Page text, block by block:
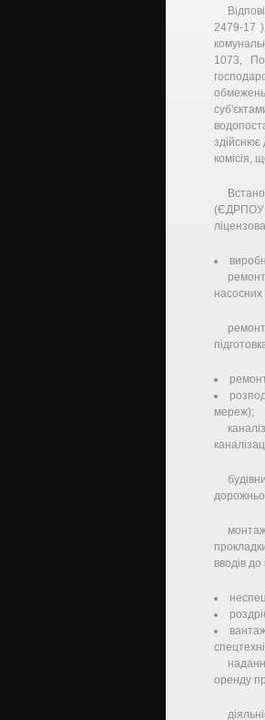
2479-17
1073,
комісія,
(ЄДРПОУ
насосних
мереж);
вводів
оренду